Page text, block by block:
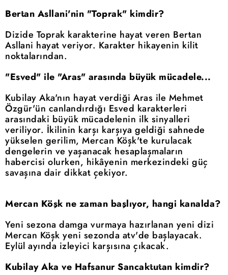
Bertan Asllani'nin "Toprak" kimdir?
Dizide Toprak karakterine hayat veren Bertan
Asllani hayat veriyor. Karakter hikayenin kilit
noktalarından.
"Esved" ile "Aras" arasında büyük mücadele...
Kubilay Aka'nın hayat verdiği Aras ile Mehmet
Özgür'ün canlandırdığı Esved karakterleri
arasındaki büyük mücadelenin ilk sinyalleri
veriliyor. İkilinin karşı karşıya geldiği sahnede
yükselen gerilim, Mercan Köşk'te kurulacak
dengelerin ve yaşanacak hesaplaşmaların
habercisi olurken, hikâyenin merkezindeki güç
savaşına dair dikkat çekiyor.
Mercan Köşk ne zaman başlıyor, hangi kanalda?
Yeni sezona damga vurmaya hazırlanan yeni dizi
Mercan Köşk yeni sezonda atv'de başlayacak.
Eylül ayında izleyici karşısına çıkacak.
Kubilay Aka ve Hafsanur Sancaktutan kimdir?